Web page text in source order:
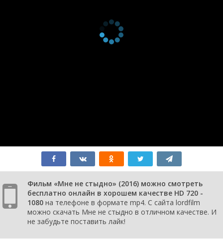
Фильм «Мне не стыдно» (2016) можно смотреть
бесплатно онлайн в хорошем качестве HD 720 -
1080 на телефоне в формате mp4. С сайта lordfilm
можно скачать Мне не стыдно в отличном качестве. И
не забудьте поставить лайк!